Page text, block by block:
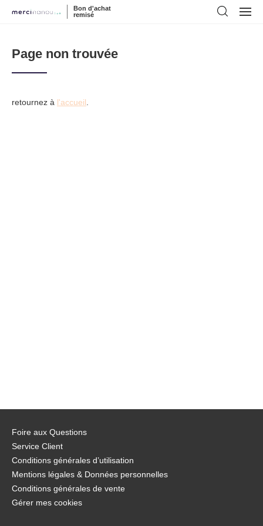
Bon d'achat
remisé
Page non trouvée
retournez à l'accueil
Foire aux Questions
Service Client
Conditions générales d’utilisation
Mentions légales & Données personnelles
Conditions générales de vente
Gérer mes cookies